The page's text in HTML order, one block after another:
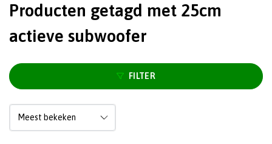
Producten getagd met 25cm
actieve subwoofer
FILTER